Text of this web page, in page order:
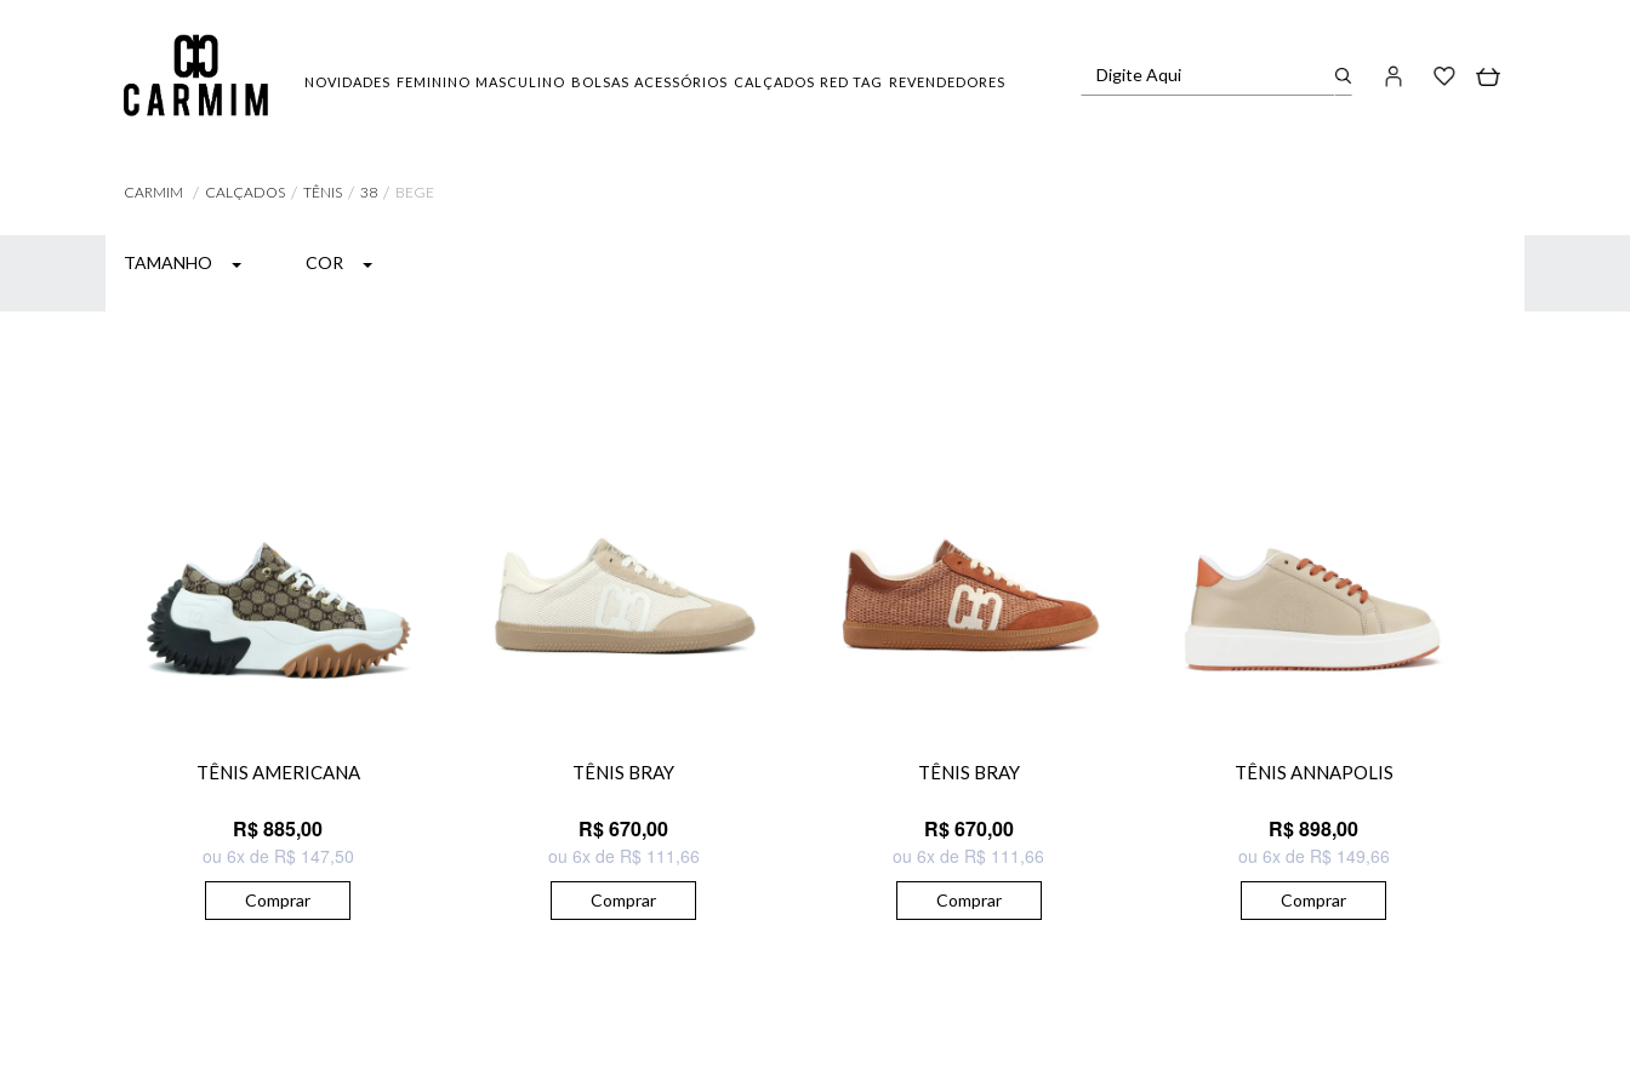
NOVIDADES FEMININO MASCULINO BOLSAS ACESSÓRIOS CALÇADOS RED TAG REVENDEDORES
CARMIM CALÇADOS TÊNIS 38 BEGE
TAMANHO COR
TÊNIS AMERICANA
R$ 885,00
ou 6x de R$ 147,50
Comprar
TÊNIS BRAY
R$ 670,00
ou 6x de R$ 111,66
Comprar
TÊNIS BRAY
R$ 670,00
ou 6x de R$ 111,66
Comprar
TÊNIS ANNAPOLIS
R$ 898,00
ou 6x de R$ 149,66
Comprar